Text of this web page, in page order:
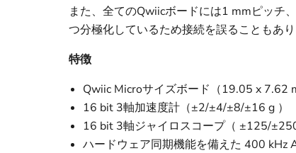
また、全てのQwiicボードには1 mmピッチ
つ分極化しているため接続を誤ることもあ
特徴
Qwiic Microサイズボード（19.05 x 7.62
16 bit 3軸加速度計（±2/±4/±8/±16 g ）
16 bit 3軸ジャイロスコープ（ ±125/
ハードウェア同期機能を備えた 400 kHz